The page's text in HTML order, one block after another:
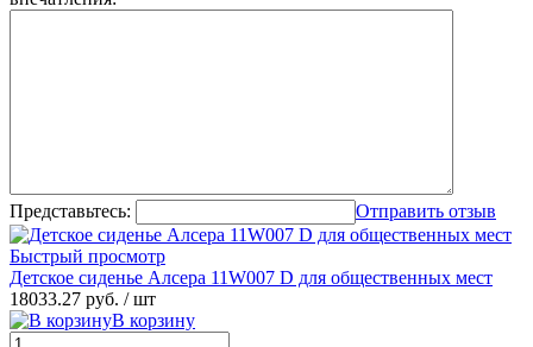
Представьтесь: Отправить отзыв
Быстрый просмотр
Детское сиденье Алсера 11W007 D для общественных мест
18033.27 руб. / шт
В корзину